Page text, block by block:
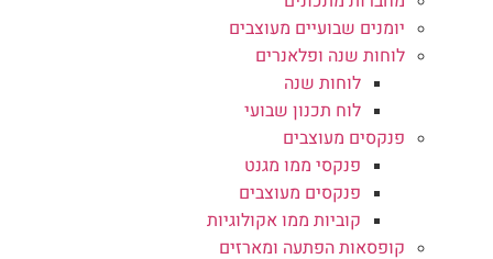
יומנים שבועיים מעוצבים
לוחות שנה ופלאנרים
לוחות שנה
לוח תכנון שבועי
פנקסים מעוצבים
פנקסי ממו מגנט
פנקסים מעוצבים
קוביות ממו אקולוגיות
קופסאות הפתעה ומארזים